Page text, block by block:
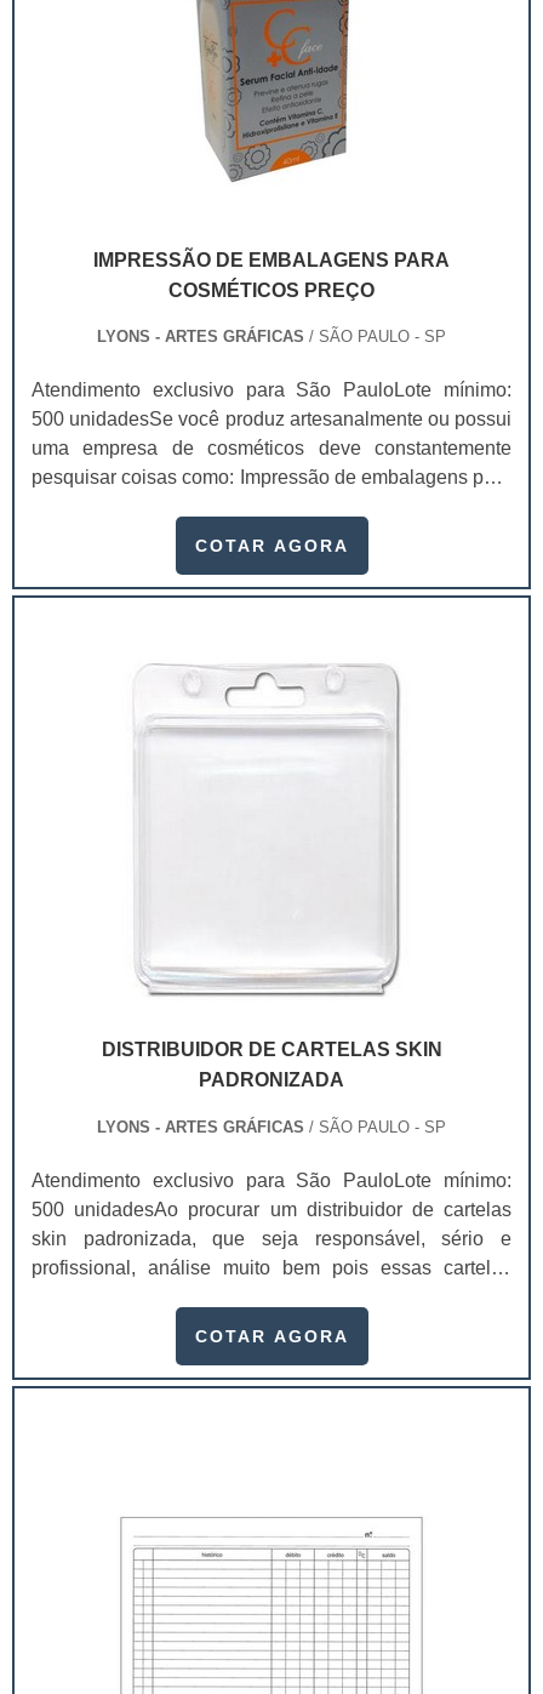
IMPRESSÃO DE EMBALAGENS PARA
COSMÉTICOS PREÇO
LYONS - ARTES GRÁFICAS / SÃO PAULO - SP
Atendimento exclusivo para São PauloLote mínimo:
500 unidadesSe você produz artesanalmente ou possui
uma empresa de cosméticos deve constantemente
pesquisar coisas como: Impressão de embalagens para
um investimento necessário para quem está no
extremamente competitivo, assim, as embalagens
COTAR AGORA
DISTRIBUIDOR DE CARTELAS SKIN
PADRONIZADA
LYONS - ARTES GRÁFICAS / SÃO PAULO - SP
Atendimento exclusivo para São PauloLote mínimo:
500 unidadesAo procurar um distribuidor de cartelas
skin padronizada, que seja responsável, sério e
profissional, análise muito bem pois essas cartelas
produto.A busca por empresas sérias para adquirir esse
podem assegurar aos clientes características pontuais
COTAR AGORA